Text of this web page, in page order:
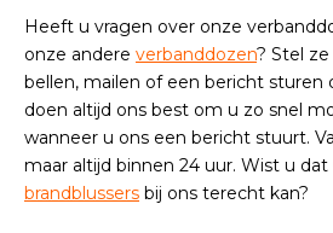
Heeft u vragen over onze
onze andere verbanddozen? Stel
bellen, mailen of een bericht sturen
doen altijd ons best om u zo snel
wanneer u ons een bericht stuurt.
maar altijd binnen 24 uur. Wist u
brandblussers bij ons terecht kan?